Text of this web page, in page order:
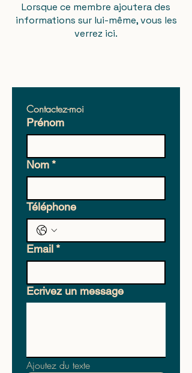
Lorsque ce membre ajoutera des
informations sur lui-même, vous les
verrez ici.
Contactez-moi
Prénom
Nom*
Téléphone
Email*
Ecrivez un message
Ajoutez du texte